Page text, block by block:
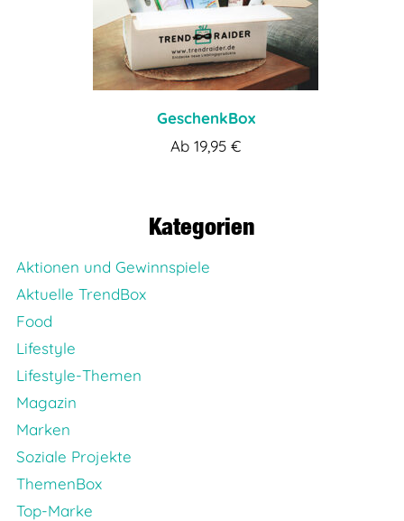
GeschenkBox
Ab 19,95 €
Kategorien
Aktionen und Gewinnspiele
Aktuelle TrendBox
Food
Lifestyle
Lifestyle-Themen
Magazin
Marken
Soziale Projekte
ThemenBox
Top-Marke